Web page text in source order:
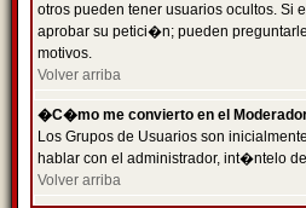
otros pueden tener usuarios ocultos.
aprobar su petici�n; pueden
motivos.
Volver arriba
�C�mo me convierto en el
Los Grupos de Usuarios son
hablar con el administrador, int�ntelo
Volver arriba